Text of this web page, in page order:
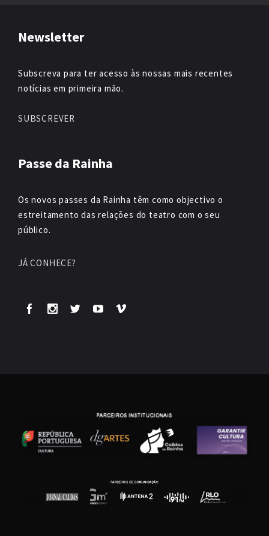
Newsletter
Subscreva para ter acesso às nossas mais recentes
notícias em primeira mão.
SUBSCREVER
Passe da Rainha
Os novos passes da Rainha têm como objectivo o
estreitamento das relações do teatro com o seu
público.
JÁ CONHECE?